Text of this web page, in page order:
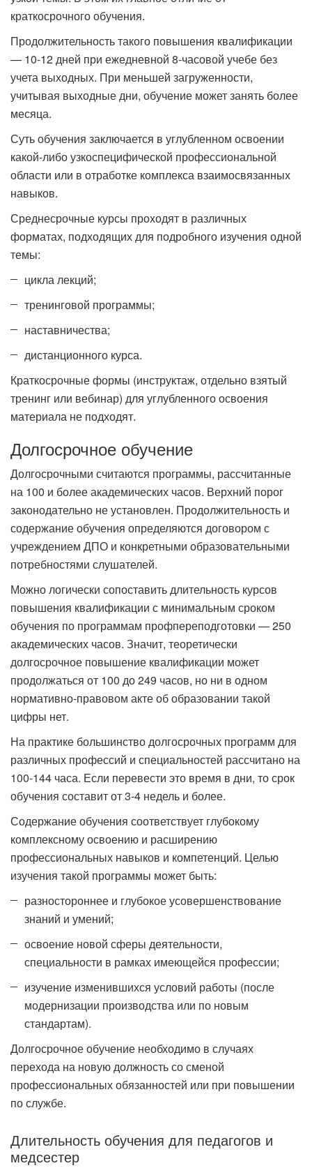
краткосрочного обучения.
Продолжительность такого повышения квалификации
— 10-12 дней при ежедневной 8-часовой учебе без
учета выходных. При меньшей загруженности,
учитывая выходные дни, обучение может занять более
месяца.
Суть обучения заключается в углубленном освоении
какой-либо узкоспецифической профессиональной
области или в отработке комплекса взаимосвязанных
навыков.
Среднесрочные курсы проходят в различных
форматах, подходящих для подробного изучения одной
темы:
цикла лекций;
тренинговой программы;
наставничества;
дистанционного курса.
Краткосрочные формы (инструктаж, отдельно взятый
тренинг или вебинар) для углубленного освоения
материала не подходят.
Долгосрочное обучение
Долгосрочными считаются программы, рассчитанные
на 100 и более академических часов. Верхний порог
законодательно не установлен. Продолжительность и
содержание обучения определяются договором с
учреждением ДПО и конкретными образовательными
потребностями слушателей.
Можно логически сопоставить длительность курсов
повышения квалификации с минимальным сроком
обучения по программам профпереподготовки — 250
академических часов. Значит, теоретически
долгосрочное повышение квалификации может
продолжаться от 100 до 249 часов, но ни в одном
нормативно-правовом акте об образовании такой
цифры нет.
На практике большинство долгосрочных программ для
различных профессий и специальностей рассчитано на
100-144 часа. Если перевести это время в дни, то срок
обучения составит от 3-4 недель и более.
Содержание обучения соответствует глубокому
комплексному освоению и расширению
профессиональных навыков и компетенций. Целью
изучения такой программы может быть:
разностороннее и глубокое усовершенствование
знаний и умений;
освоение новой сферы деятельности,
специальности в рамках имеющейся профессии;
изучение изменившихся условий работы (после
модернизации производства или по новым
стандартам).
Долгосрочное обучение необходимо в случаях
перехода на новую должность со сменой
профессиональных обязанностей или при повышении
по службе.
Длительность обучения для педагогов и
медсестер